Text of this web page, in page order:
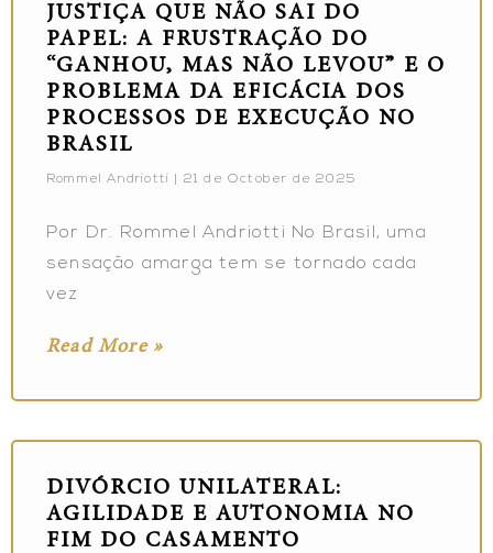
JUSTIÇA QUE NÃO SAI DO
PAPEL: A FRUSTRAÇÃO DO
“GANHOU, MAS NÃO LEVOU” E O
PROBLEMA DA EFICÁCIA DOS
PROCESSOS DE EXECUÇÃO NO
BRASIL
Rommel Andriotti 21 de October de 2025
Por Dr. Rommel Andriotti No Brasil, uma
sensação amarga tem se tornado cada
vez
Read More »
DIVÓRCIO UNILATERAL:
AGILIDADE E AUTONOMIA NO
FIM DO CASAMENTO